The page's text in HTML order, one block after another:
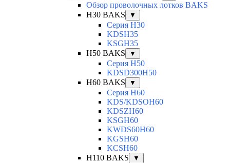
Обзор проволочных лотков BAKS
H30 BAKS
▼
Серия H30
KDSH35
KSGH35
H50 BAKS
▼
Серия H50
KDSD300H50
H60 BAKS
▼
Серия H60
KDS/KDSOH60
KDSZH60
KSGH60
KWDS60H60
KGSH60
KCSH60
H110 BAKS
▼